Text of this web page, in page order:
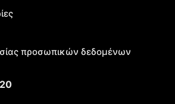
προσωπικών δεδομένων